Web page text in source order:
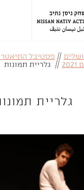
// פסטיבל
// גלריית תמונות
גלריית